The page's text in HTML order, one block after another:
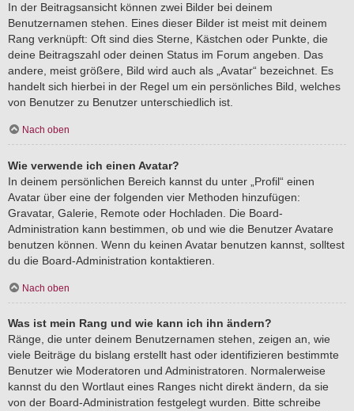
In der Beitragsansicht können zwei Bilder bei deinem
Benutzernamen stehen. Eines dieser Bilder ist meist mit deinem
Rang verknüpft: Oft sind dies Sterne, Kästchen oder Punkte, die
deine Beitragszahl oder deinen Status im Forum angeben. Das
andere, meist größere, Bild wird auch als „Avatar“ bezeichnet. Es
handelt sich hierbei in der Regel um ein persönliches Bild, welches
von Benutzer zu Benutzer unterschiedlich ist.
Nach oben
Wie verwende ich einen Avatar?
In deinem persönlichen Bereich kannst du unter „Profil“ einen
Avatar über eine der folgenden vier Methoden hinzufügen:
Gravatar, Galerie, Remote oder Hochladen. Die Board-
Administration kann bestimmen, ob und wie die Benutzer Avatare
benutzen können. Wenn du keinen Avatar benutzen kannst, solltest
du die Board-Administration kontaktieren.
Nach oben
Was ist mein Rang und wie kann ich ihn ändern?
Ränge, die unter deinem Benutzernamen stehen, zeigen an, wie
viele Beiträge du bislang erstellt hast oder identifizieren bestimmte
Benutzer wie Moderatoren und Administratoren. Normalerweise
kannst du den Wortlaut eines Ranges nicht direkt ändern, da sie
von der Board-Administration festgelegt wurden. Bitte schreibe